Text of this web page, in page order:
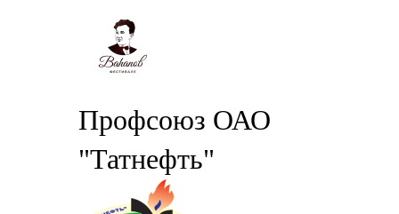
Профсоюз ОАО
"Татнефть"